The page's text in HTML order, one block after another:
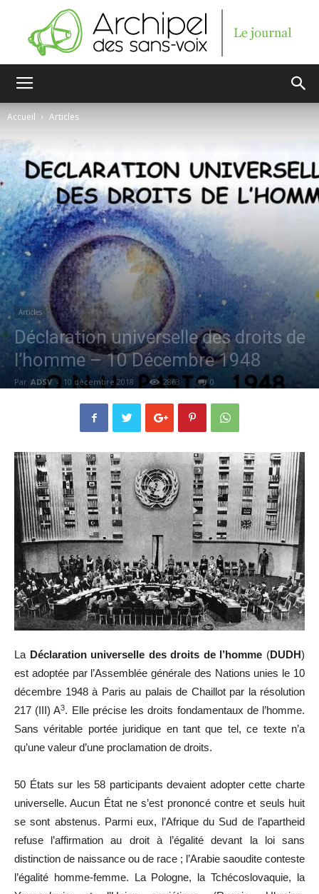
sans-
voix
Accueil Articles
Articles
Déclaration universelle des droits de
l’homme – 10 Décembre 1948
Par ADSV - 10 décembre 2018 2863 0
La Déclaration universelle des droits de l’homme (DUDH)
est adoptée par l’Assemblée générale des Nations unies le 10
décembre 1948à Paris au palais de Chaillot par la résolution
217 (III) A3. Elle précise les droits fondamentaux de l’homme.
Sans véritable portée juridique en tant que tel, ce texte n’a
qu’une valeur d’une proclamation de droits.
50 États sur les 58 participants devaient adopter cette charte
universelle. Aucun État ne s’est prononcé contre et seuls huit
se sont abstenus. Parmi eux, l’Afrique du Sud de l’apartheid
refuse l’affirmation au droit à l’égalité devant la loi sans
distinction de naissance ou de race ; l’Arabie saoudite conteste
l’égalité homme-femme. La Pologne, la Tchécoslovaquie, la